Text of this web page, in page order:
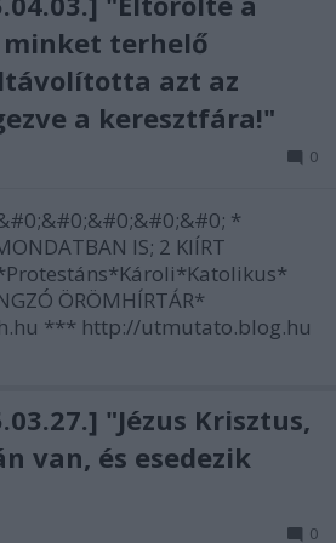
minket terhelő
azt az
a keresztfára!"
0
*
IS; 2 KIÍRT
ÖRÖMHÍRTÁR*
*** http://utmutato.blog.hu
"Jézus Krisztus,
van, és esedezik
0